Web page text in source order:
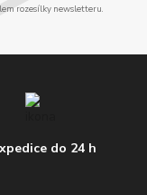
rozesílky newsletteru.
do 24 h